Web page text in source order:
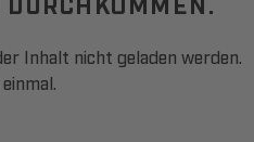
Inhalt nicht geladen werden.